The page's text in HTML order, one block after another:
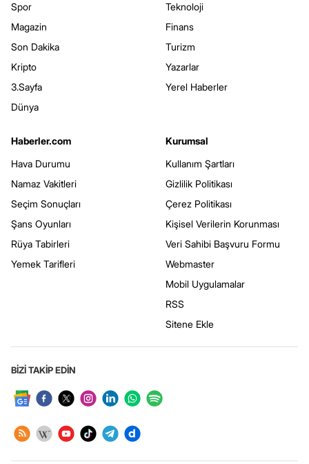
Spor
Magazin
Son Dakika
Kripto
3.Sayfa
Dünya
Teknoloji
Finans
Turizm
Yazarlar
Yerel Haberler
Haberler.com
Hava Durumu
Namaz Vakitleri
Seçim Sonuçları
Şans Oyunları
Rüya Tabirleri
Yemek Tarifleri
Kurumsal
Kullanım Şartları
Gizlilik Politikası
Çerez Politikası
Kişisel Verilerin Korunması
Veri Sahibi Başvuru Formu
Webmaster
Mobil Uygulamalar
RSS
Sitene Ekle
BİZİ TAKİP EDİN